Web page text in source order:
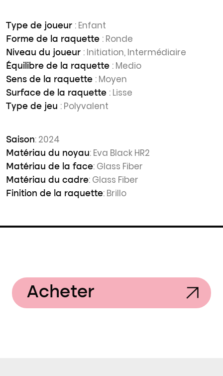
Type de joueur : Enfant
Forme de la raquette : Ronde
Niveau du joueur : Initiation, Intermédiaire
Équilibre de la raquette : Medio
Sens de la raquette : Moyen
Surface de la raquette : Lisse
Type de jeu : Polyvalent
Saison: 2024
Matériau du noyau: Eva Black HR2
Matériau de la face: Glass Fiber
Matériau du cadre: Glass Fiber
Finition de la raquette: Brillo
Acheter